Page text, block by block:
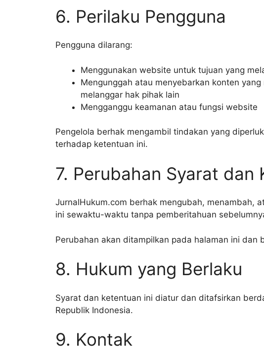
6. Perilaku Pengguna
Pengguna dilarang:
Menggunakan website untuk tujuan yang
Mengunggah atau menyebarkan konten
melanggar hak pihak lain
Mengganggu keamanan atau fungsi website
Pengelola berhak mengambil tindakan yang
terhadap ketentuan ini.
7. Perubahan Syarat dan
JurnalHukum.com berhak mengubah, menambah,
ini sewaktu-waktu tanpa pemberitahuan
Perubahan akan ditampilkan pada halaman ini dan
8. Hukum yang Berlaku
Syarat dan ketentuan ini diatur dan ditafsirkan
Republik Indonesia.
9. Kontak